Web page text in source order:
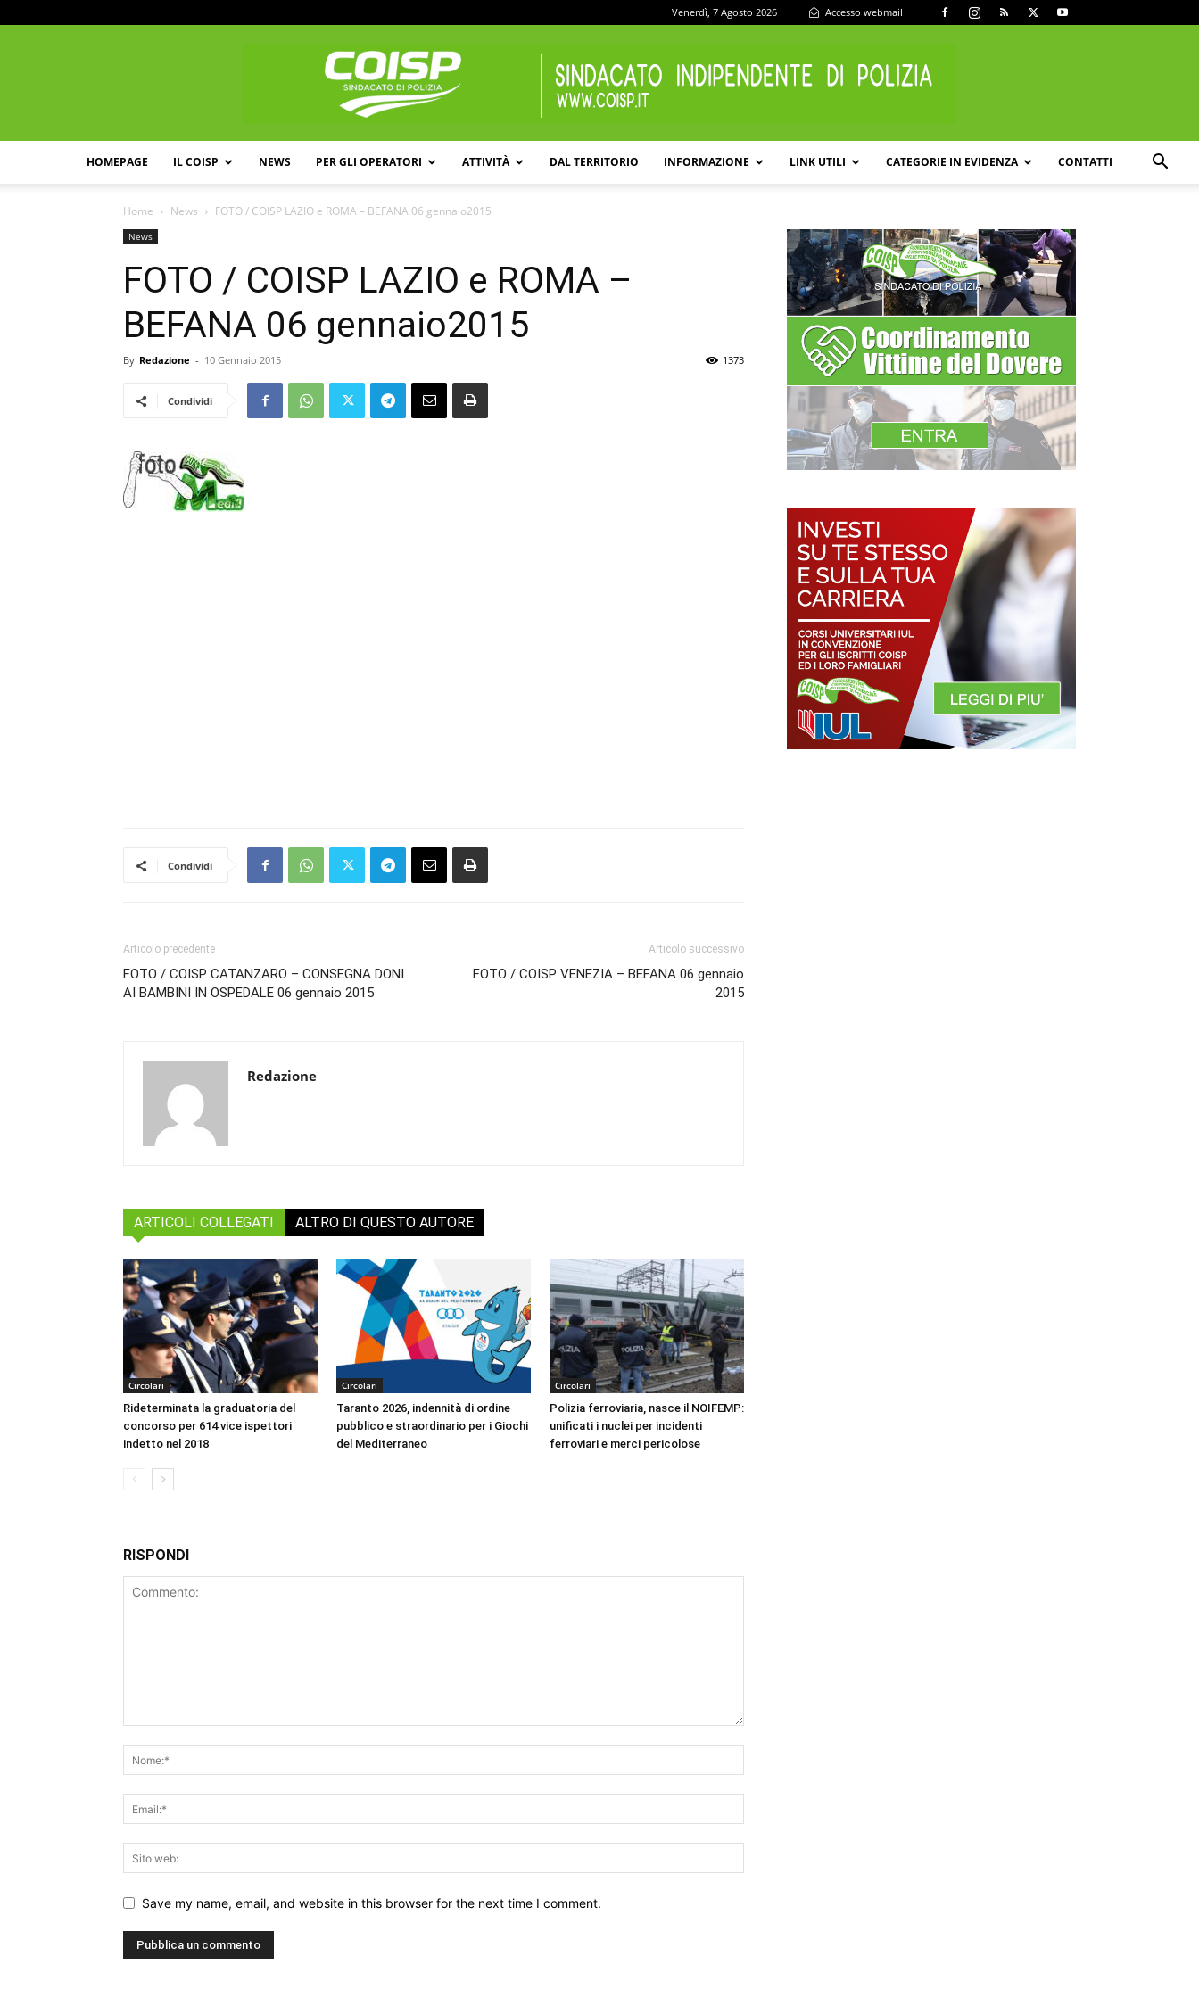
Venerdì, 7 Agosto 2026 Accesso webmail
HOMEPAGE IL COISP NEWS PER GLI OPERATORI ATTIVITÀ DAL TERRITORIO INFORMAZIONE LINK UTILI CATEGORIE IN EVIDENZA CONTATTI
Home News FOTO / COISP LAZIO e ROMA – BEFANA 06 gennaio2015
News
FOTO / COISP LAZIO e ROMA –
BEFANA 06 gennaio2015
By Redazione - 10 Gennaio 2015 1373
Condividi
Condividi
Articolo precedente
FOTO / COISP CATANZARO – CONSEGNA DONI
AI BAMBINI IN OSPEDALE 06 gennaio 2015
Articolo successivo
FOTO / COISP VENEZIA – BEFANA 06 gennaio
2015
Redazione
ARTICOLI COLLEGATI ALTRO DI QUESTO AUTORE
Circolari
Rideterminata la graduatoria del
concorso per 614 vice ispettori
indetto nel 2018
Circolari
Taranto 2026, indennità di ordine
pubblico e straordinario per i Giochi
del Mediterraneo
Circolari
Polizia ferroviaria, nasce il NOIFEMP:
unificati i nuclei per incidenti
ferroviari e merci pericolose
RISPONDI
Save my name, email, and website in this browser for the next time I comment.